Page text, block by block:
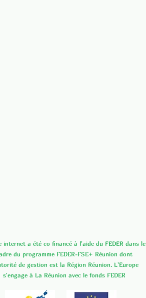
internet a été co financé à l'aide du FEDER dans le
du programme FEDER-FSE+ Réunion dont
de gestion est la Région Réunion. L'Europe
s'engage à La Réunion avec le fonds FEDER